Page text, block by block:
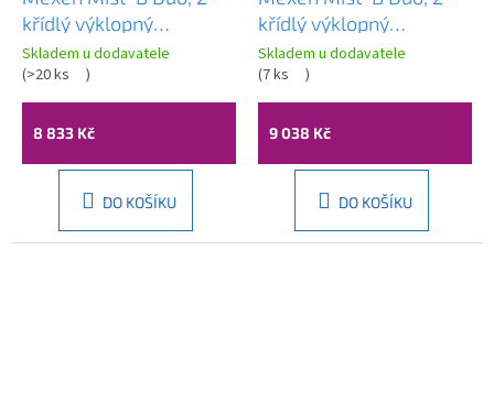
křídlý ​​výklopný
sprchový kout 95 x 80
cm, čiré sklo, černý
profil, 8A2-095-080-
70-00
Skladem u dodavatele
(>20 ks )
8 833 Kč
DO KOŠÍKU
křídlý ​​výklopný
sprchový kout 95 x 75
cm, čiré sklo, zlatý
matný profil, 8A2-095-
075-55-00
Skladem u dodavatele
(7 ks )
9 038 Kč
DO KOŠÍKU